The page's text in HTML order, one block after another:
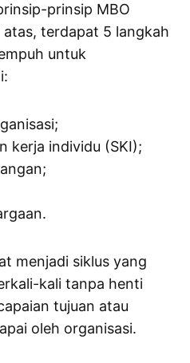
prinsip MBO
terdapat 5 langkah
untuk
kerja individu (SKI);
menjadi siklus yang
kali tanpa henti
tujuan atau
oleh organisasi.